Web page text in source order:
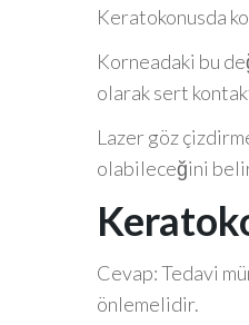
Keratokonusda
Korneadaki bu
olarak sert
Lazer göz
olabileceğini
Cevap: Tedavi
önlemelidir.